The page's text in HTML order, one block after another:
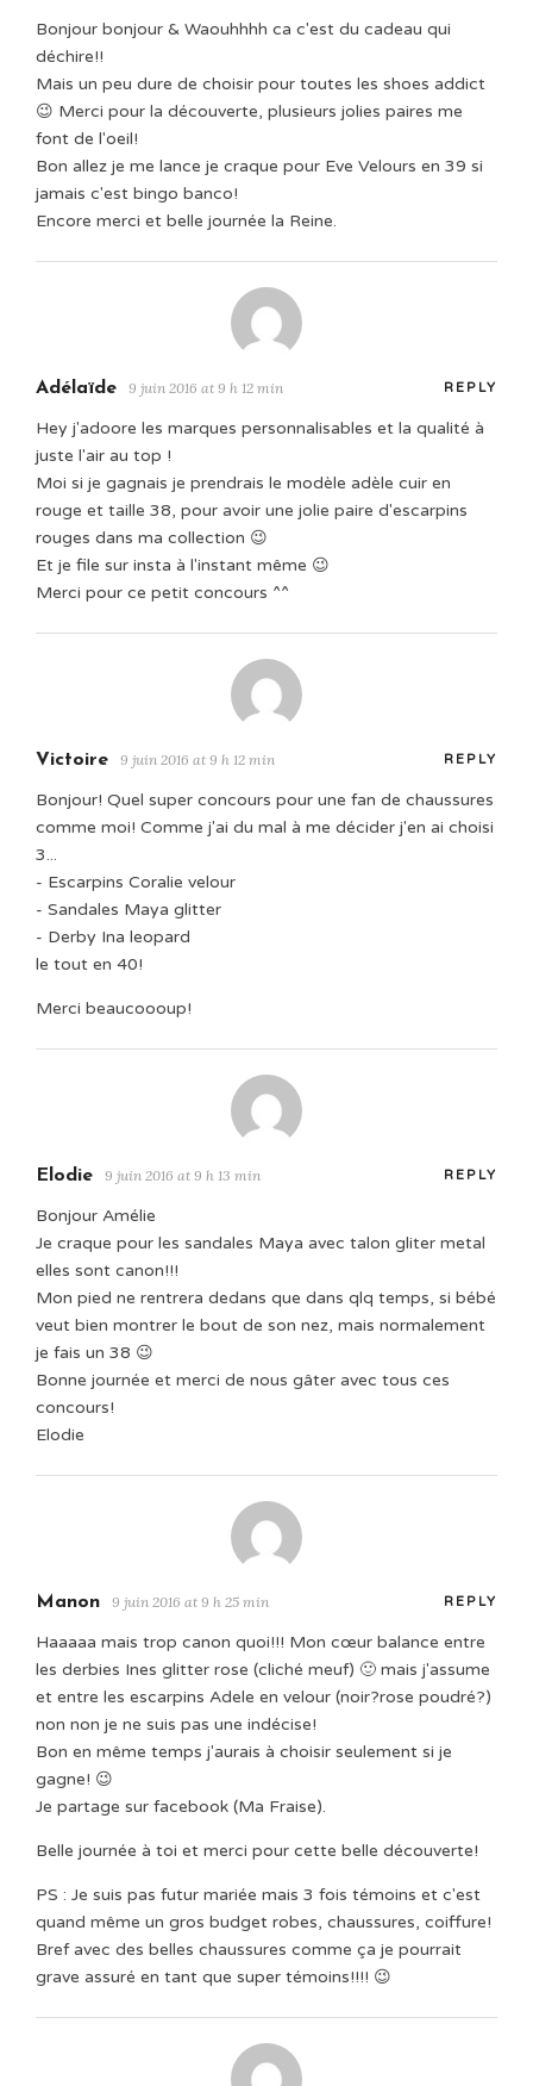
Bonjour bonjour & Waouhhhh ca c'est du cadeau qui
déchire!!
Mais un peu dure de choisir pour toutes les shoes addict
😉 Merci pour la découverte, plusieurs jolies paires me
font de l'oeil!
Bon allez je me lance je craque pour Eve Velours en 39 si
jamais c'est bingo banco!
Encore merci et belle journée la Reine.
Adélaïde 9 juin 2016 at 9 h 12 min REPLY
Hey j'adoore les marques personnalisables et la qualité à
juste l'air au top !
Moi si je gagnais je prendrais le modèle adèle cuir en
rouge et taille 38, pour avoir une jolie paire d'escarpins
rouges dans ma collection 😉
Et je file sur insta à l'instant même 😉
Merci pour ce petit concours ^^
Victoire 9 juin 2016 at 9 h 12 min REPLY
Bonjour! Quel super concours pour une fan de chaussures
comme moi! Comme j'ai du mal à me décider j'en ai choisi
3...
- Escarpins Coralie velour
- Sandales Maya glitter
- Derby Ina leopard
le tout en 40!
Merci beaucoooup!
Elodie 9 juin 2016 at 9 h 13 min REPLY
Bonjour Amélie
Je craque pour les sandales Maya avec talon gliter metal
elles sont canon!!!
Mon pied ne rentrera dedans que dans qlq temps, si bébé
veut bien montrer le bout de son nez, mais normalement
je fais un 38 😉
Bonne journée et merci de nous gâter avec tous ces
concours!
Elodie
Manon 9 juin 2016 at 9 h 25 min REPLY
Haaaaa mais trop canon quoi!!! Mon cœur balance entre
les derbies Ines glitter rose (cliché meuf) 🙂 mais j'assume
et entre les escarpins Adele en velour (noir?rose poudré?)
non non je ne suis pas une indécise!
Bon en même temps j'aurais à choisir seulement si je
gagne! 😉
Je partage sur facebook (Ma Fraise).
Belle journée à toi et merci pour cette belle découverte!
PS : Je suis pas futur mariée mais 3 fois témoins et c'est
quand même un gros budget robes, chaussures, coiffure!
Bref avec des belles chaussures comme ça je pourrait
grave assuré en tant que super témoins!!!! 😉